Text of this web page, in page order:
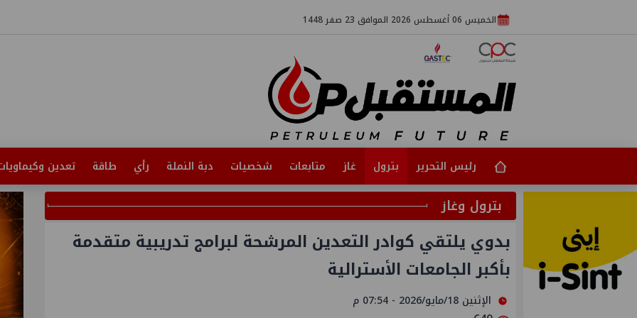
الخميس 06 أغسطس 2026 الموافق 23 صفر 1448
رئيس التحرير بترول غاز متابعات شخصيات دبة النملة رأي طاقة تعدين
بترول وغاز
بدوي يلتقي كوادر التعدين المرشحة لبرامج تدريبية متقدمة
بأكبر الجامعات الأسترالية
الإثنين 18/مايو/2026 - 07:54 م